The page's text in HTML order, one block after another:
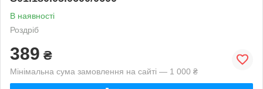
В наявності
Роздріб
389 ₴
Мінімальна сума замовлення на сайті — 1 000 ₴